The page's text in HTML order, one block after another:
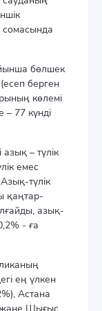
сомасында
бөлшек
берген
көлемі
– 77 күнді
– түлік
емес
түлік
қаңтар-
азық-
- ға
ең үлкен
Астана